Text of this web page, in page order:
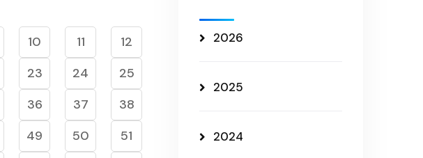
10 11
12
23 24
25
36 37
38
49 50
51
2026
2025
2024